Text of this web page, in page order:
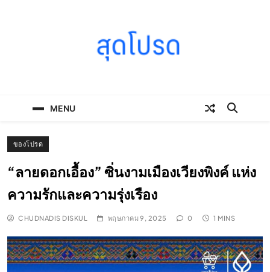
MENU
ของโปรด
“ลายดอกเอื้อง” ซิ่นงามเมืองเวียงพิงค์ แห่ง
ความรักและความรุ่งเรือง
CHUDNADIS DISKUL พฤษภาคม 9, 2025 0 1 MINS